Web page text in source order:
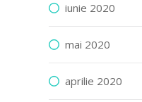
iunie 2020
mai 2020
aprilie 2020